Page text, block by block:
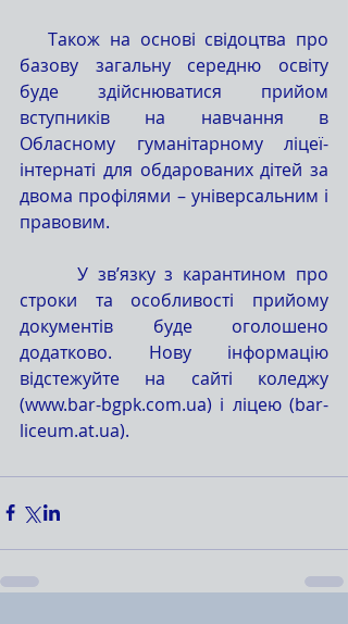
   Також на основі свідоцтва про
базову загальну середню освіту
буде здійснюватися прийом
вступників на навчання в
Обласному гуманітарному ліцеї-
інтернаті для обдарованих дітей за
двома профілями – універсальним і
правовим.
строки та особливості прийому
документів буде оголошено
додатково. Нову інформацію
відстежуйте на сайті коледжу
(www.bar-bgpk.com.ua) і ліцею (bar-
liceum.at.ua).